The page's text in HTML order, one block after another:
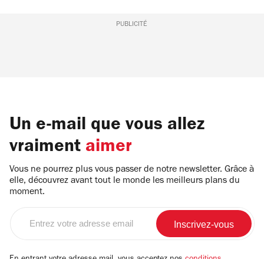
PUBLICITÉ
Un e-mail que vous allez
vraiment aimer
Vous ne pourrez plus vous passer de notre newsletter. Grâce à
elle, découvrez avant tout le monde les meilleurs plans du
moment.
email